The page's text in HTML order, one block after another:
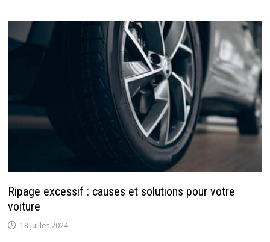
Ripage excessif : causes et solutions pour votre
voiture
18 juillet 2024